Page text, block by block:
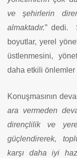
ve şehirlerin
almaktadır.” dedi.
boyutlar, yerel
üstlenmesini,
daha etkili önlemler
Konuşmasının
ara vermeden
dirençlilik ve
güçlendirerek,
karşı daha iyi